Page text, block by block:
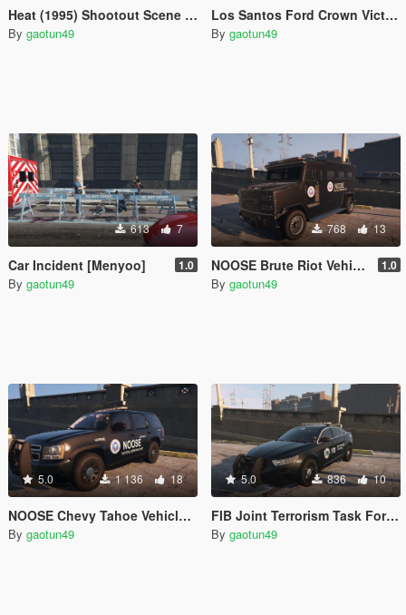
Heat (1995) Shootout Scene [Menyoo]
By gaotun49
Los Santos Ford Crown Victoria Taxi Texture
By gaotun49
613 7
Car Incident [Menyoo] 1.0
By gaotun49
768 13
NOOSE Brute Riot Vehicle Texture 1.0
By gaotun49
5.0 1 136 18
NOOSE Chevy Tahoe Vehicle Texture
By gaotun49
5.0 836 10
FIB Joint Terrorism Task Force FPIS Texture
By gaotun49